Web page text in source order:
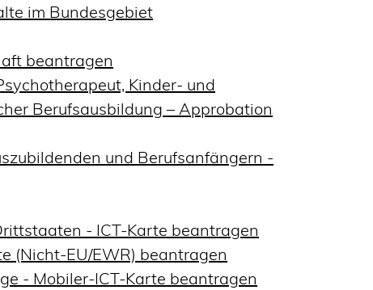
im Bundesgebiet
beantragen
Kinder- und
Berufsausbildung – Approbation
und Berufsanfängern -
- ICT-Karte beantragen
(Nicht-EU/EWR) beantragen
- Mobiler-ICT-Karte beantragen